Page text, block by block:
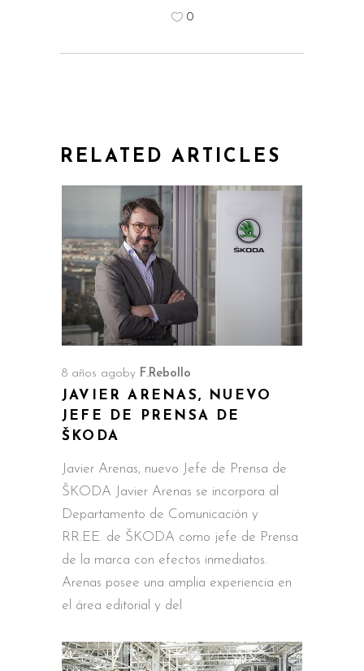
0
RELATED ARTICLES
8 años agoby F.Rebollo
JAVIER ARENAS, NUEVO
JEFE DE PRENSA DE
ŠKODA
Javier Arenas, nuevo Jefe de Prensa de
ŠKODA Javier Arenas se incorpora al
Departamento de Comunicación y
RR.EE. de ŠKODA como jefe de Prensa
de la marca con efectos inmediatos.
Arenas posee una amplia experiencia en
el área editorial y del